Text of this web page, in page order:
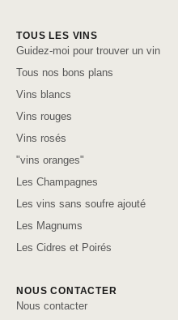
TOUS LES VINS
Guidez-moi pour trouver un vin
Tous nos bons plans
Vins blancs
Vins rouges
Vins rosés
"vins oranges"
Les Champagnes
Les vins sans soufre ajouté
Les Magnums
Les Cidres et Poirés
NOUS CONTACTER
Nous contacter